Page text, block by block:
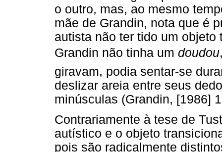
o outro, mas, ao mesmo
mãe de Grandin, nota que é
autista não ter tido um
Grandin não tinha um  doudou
giravam, podia sentar-se
deslizar areia entre seus
minúsculas (Grandin, [1986]
Contrariamente à tese de
autístico e o objeto
pois são radicalmente